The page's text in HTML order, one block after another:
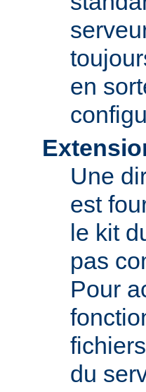
en
Une
est
le kit
pas
Pour
du